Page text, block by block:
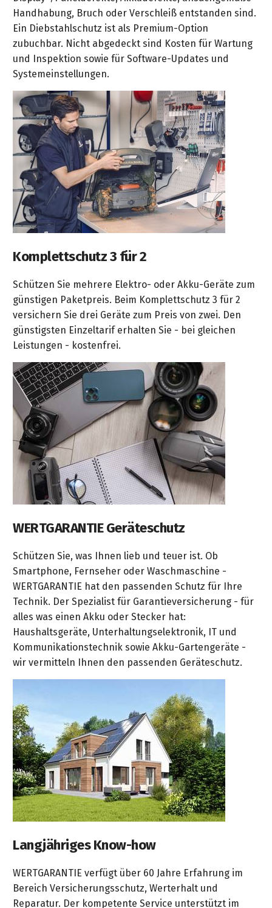
Handhabung, Bruch oder Verschleiß entstanden sind.
Ein Diebstahlschutz ist als Premium-Option
zubuchbar. Nicht abgedeckt sind Kosten für Wartung
und Inspektion sowie für Software-Updates und
Systemeinstellungen.
Komplettschutz 3 für 2
Schützen Sie mehrere Elektro- oder Akku-Geräte zum
günstigen Paketpreis. Beim Komplettschutz 3 für 2
versichern Sie drei Geräte zum Preis von zwei. Den
günstigsten Einzeltarif erhalten Sie - bei gleichen
Leistungen - kostenfrei.
WERTGARANTIE Geräteschutz
Schützen Sie, was Ihnen lieb und teuer ist. Ob
Smartphone, Fernseher oder Waschmaschine -
WERTGARANTIE hat den passenden Schutz für Ihre
Technik. Der Spezialist für Garantieversicherung - für
alles was einen Akku oder Stecker hat:
Haushaltsgeräte, Unterhaltungselektronik, IT und
Kommunikationstechnik sowie Akku-Gartengeräte -
wir vermitteln Ihnen den passenden Geräteschutz.
Langjähriges Know-how
WERTGARANTIE verfügt über 60 Jahre Erfahrung im
Bereich Versicherungsschutz, Werterhalt und
Reparatur. Der kompetente Service unterstützt im